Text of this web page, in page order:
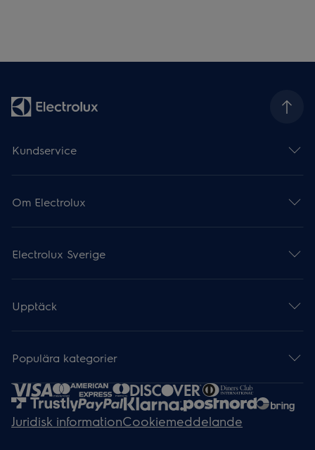
Kundservice
Om Electrolux
Electrolux Sverige
Upptäck
Populära kategorier
Juridisk informationCookiemeddelande